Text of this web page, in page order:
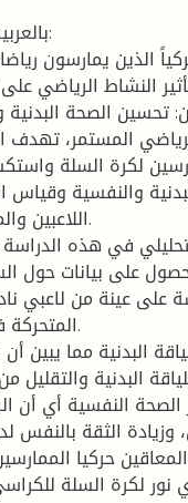
الذين يمارسون
النشاط الرياضي
تحسين الصحة
المستمر، تهدف
لكرة السلة
والنفسية
اللاعبين
في هذه
على بيانات
على عينة من لاعبي
البدنية مما يبين أن
البدنية والتقليل
الصحة النفسية أي
وزيادة الثقة بالنفس
حركيا
لكرة السلة